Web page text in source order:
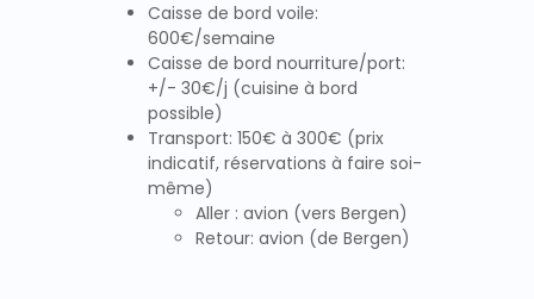
Caisse de bord voile:
600€/semaine
Caisse de bord nourriture/port:
+/- 30€/j (cuisine à bord
possible)
Transport: 150€ à 300€ (prix
indicatif, réservations à faire soi-
même)
Aller : avion (vers Bergen)
Retour: avion (de Bergen)